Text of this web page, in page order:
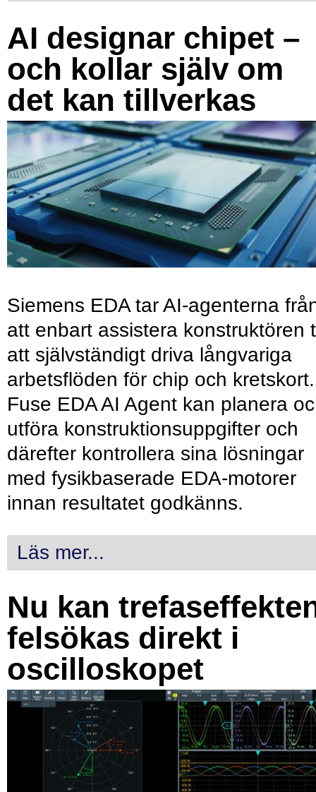
AI designar chipet –
och kollar själv om
det kan tillverkas
Siemens EDA tar AI-agenterna
att enbart assistera konstruktören
att självständigt driva långvariga
arbetsflöden för chip och kretskort.
Fuse EDA AI Agent kan planera
utföra konstruktionsuppgifter och
därefter kontrollera sina lösningar
med fysikbaserade EDA-motorer
innan resultatet godkänns.
Läs mer...
Nu kan
felsökas direkt i
oscilloskopet